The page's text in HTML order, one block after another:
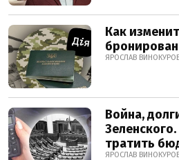
Как
ЯРОСЛАВ
Война,
тратить
ЯРОСЛАВ